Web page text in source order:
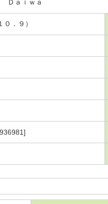
Ｄａｉｗａ
．９）